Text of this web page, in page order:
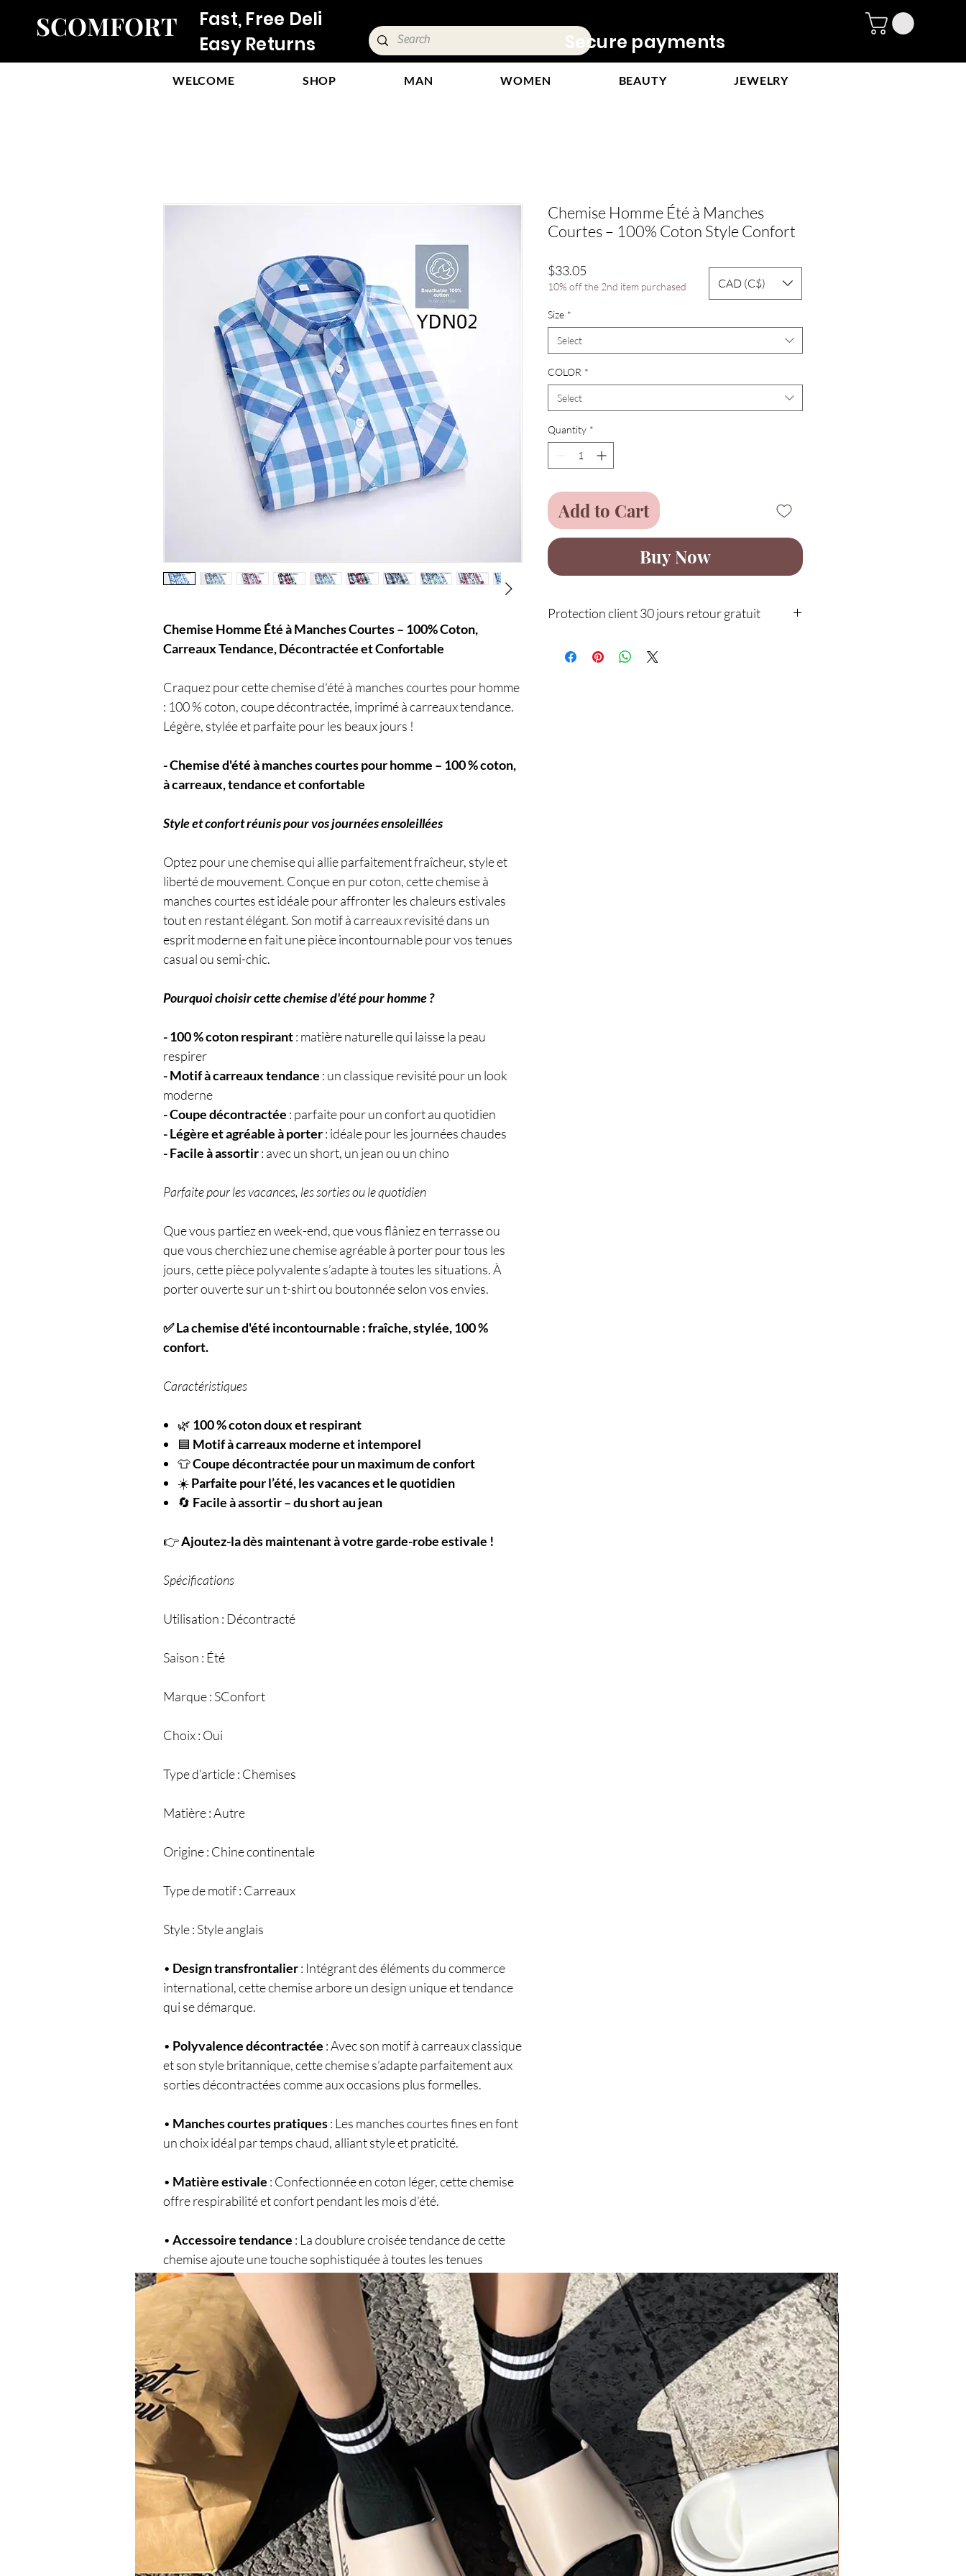
SCOMFORT
Fast, Free Delivery &
Easy Returns
Secure payments
WELCOME SHOP MAN WOMEN BEAUTY JEWELRY
Chemise Homme Été à Manches Courtes – 100% Coton,
Carreaux Tendance, Décontractée et Confortable
Craquez pour cette chemise d'été à manches courtes pour homme
: 100 % coton, coupe décontractée, imprimé à carreaux tendance.
Légère, stylée et parfaite pour les beaux jours !
- Chemise d'été à manches courtes pour homme – 100 % coton,
à carreaux, tendance et confortable
Style et confort réunis pour vos journées ensoleillées
Optez pour une chemise qui allie parfaitement fraîcheur, style et
liberté de mouvement. Conçue en pur coton, cette chemise à
manches courtes est idéale pour affronter les chaleurs estivales
tout en restant élégant. Son motif à carreaux revisité dans un
esprit moderne en fait une pièce incontournable pour vos tenues
casual ou semi-chic.
Pourquoi choisir cette chemise d'été pour homme ?
- 100 % coton respirant: matière naturelle qui laisse la peau
respirer
- Motif à carreaux tendance : un classique revisité pour un look
moderne
- Coupe décontractée : parfaite pour un confort au quotidien
- Légère et agréable à porter: idéale pour les journées chaudes
- Facile à assortir: avec un short, un jean ou un chino
Parfaite pour les vacances, les sorties ou le quotidien
Que vous partiez en week-end, que vous flâniez en terrasse ou
que vous cherchiez une chemise agréable à porter pour tous les
jours, cette pièce polyvalente s’adapte à toutes les situations. À
porter ouverte sur un t-shirt ou boutonnée selon vos envies.
✅ La chemise d'été incontournable : fraîche, stylée, 100 %
confort.
Caractéristiques
🌿 100 % coton doux et respirant
🟦 Motif à carreaux moderne et intemporel
👕Coupe décontractée pour un maximum de confort
☀️Parfaite pour l’été, les vacances et le quotidien
🔄 Facile à assortir – du short au jean
👉Ajoutez-la dès maintenant à votre garde-robe estivale !
Spécifications
Utilisation : Décontracté
Saison : Été
Marque : SConfort
Choix : Oui
Type d’article : Chemises
Matière : Autre
Origine : Chine continentale
Type de motif : Carreaux
Style : Style anglais
• Design transfrontalier: Intégrant des éléments du commerce
international, cette chemise arbore un design unique et tendance
qui se démarque.
• Polyvalence décontractée : Avec son motif à carreaux classique
et son style britannique, cette chemise s’adapte parfaitement aux
sorties décontractées comme aux occasions plus formelles.
• Manches courtes pratiques: Les manches courtes fines en font
un choix idéal par temps chaud, alliant style et praticité.
• Matière estivale : Confectionnée en coton léger, cette chemise
offre respirabilité et confort pendant les mois d’été.
• Accessoire tendance : La doublure croisée tendance de cette
chemise ajoute une touche sophistiquée à toutes les tenues
décontractées.
Chemise Homme Été à Manches
Courtes – 100% Coton Style Confort
$33.05
10% off the 2nd item purchased
Size *
Select
COLOR *
Select
Quantity *
Add to Cart
Buy Now
Protection client 30 jours retour gratuit
CAD (C$)